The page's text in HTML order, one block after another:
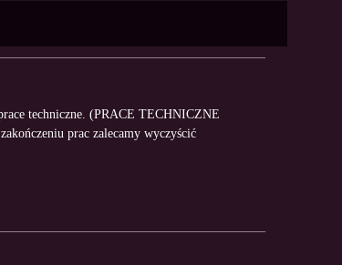
techniczne. (PRACE TECHNICZNE
prac zalecamy wyczyścić